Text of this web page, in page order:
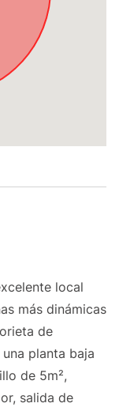
local
más dinámicas
de
planta baja
de 5m²,
salida de